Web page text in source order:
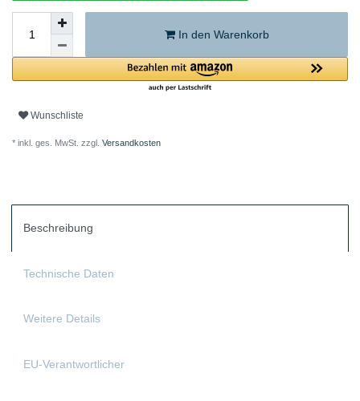
In den Warenkorb
Wunschliste
* inkl. ges. MwSt. zzgl. Versandkosten
Beschreibung
Technische Daten
Weitere Details
EU-Verantwortlicher